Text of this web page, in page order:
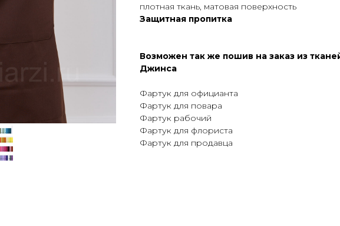
плотная ткань, матовая поверхность
Защитная пропитка
Возможен так же пошив на заказ из
Джинса
Фартук для официанта
Фартук для повара
Фартук рабочий
Фартук для флориста
Фартук для продавца